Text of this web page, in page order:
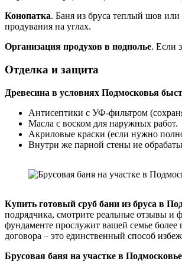
Конопатка. Баня из бруса теплый шов
продувания на углах.
Организация продухов в подполье. Если
Отделка и защита
Древесина в условиях Подмосковья
Антисептики с УФ-фильтром
Масла с воском для наружных работ.
Акриловые краски (если нужно
Внутри же парной стены не
Купить готовый сруб бани из бруса в
подрядчика, смотрите реальные отзывы и
фундаменте прослужит вашей семье
договора – это единственный способ
Брусовая баня на участке в Подмосковье